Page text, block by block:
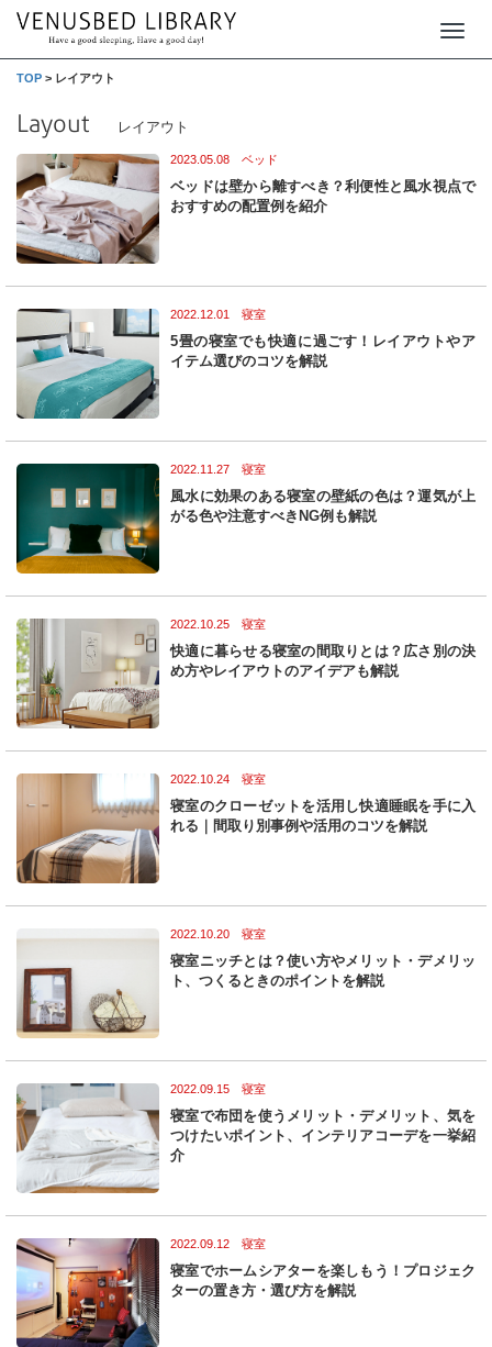
e
v
g
i
n
TOP > レイアウト
Layout レイアウト
2023.05.08 ベッド
ベッドは壁から離すべき？利便性と風水視点で
おすすめの配置例を紹介
2022.12.01 寝室
5畳の寝室でも快適に過ごす！レイアウトやア
イテム選びのコツを解説
2022.11.27 寝室
風水に効果のある寝室の壁紙の色は？運気が上
がる色や注意すべきNG例も解説
2022.10.25 寝室
快適に暮らせる寝室の間取りとは？広さ別の決
め方やレイアウトのアイデアも解説
2022.10.24 寝室
寝室のクローゼットを活用し快適睡眠を手に入
れる｜間取り別事例や活用のコツを解説
2022.10.20 寝室
寝室ニッチとは？使い方やメリット・デメリッ
ト、つくるときのポイントを解説
2022.09.15 寝室
寝室で布団を使うメリット・デメリット、気を
つけたいポイント、インテリアコーデを一挙紹
介
2022.09.12 寝室
寝室でホームシアターを楽しもう！プロジェク
ターの置き方・選び方を解説